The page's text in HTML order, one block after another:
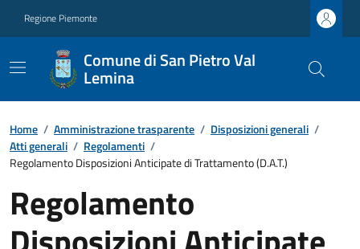
Regione Piemonte
Comune di San Pietro Val
Lemina
Home / Amministrazione trasparente / Disposizioni generali /
Atti generali / Regolamenti /
Regolamento Disposizioni Anticipate di Trattamento (D.A.T.)
Regolamento